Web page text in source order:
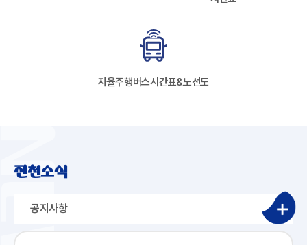
자율주행버스시간표&노선도
진천소식
공지사항